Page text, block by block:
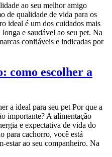
ao seu melhor amigo
de qualidade de vida para os
ideal é um dos cuidados mais
e saudável ao seu pet. Na
confiáveis e indicadas por
como escolher a
a ideal para seu pet Por que a
importante? A alimentação
e expectativa de vida do
para cachorro, você está
estar ao seu companheiro. Na